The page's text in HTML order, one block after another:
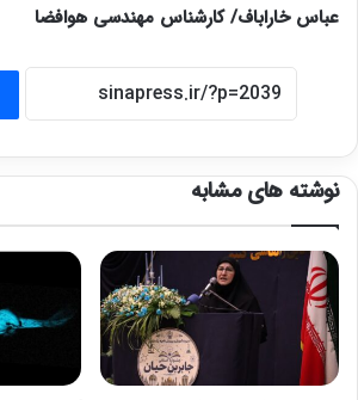
عباس خاراباف/ کارشناس مهندسی هوافضا
نوشته های مشابه